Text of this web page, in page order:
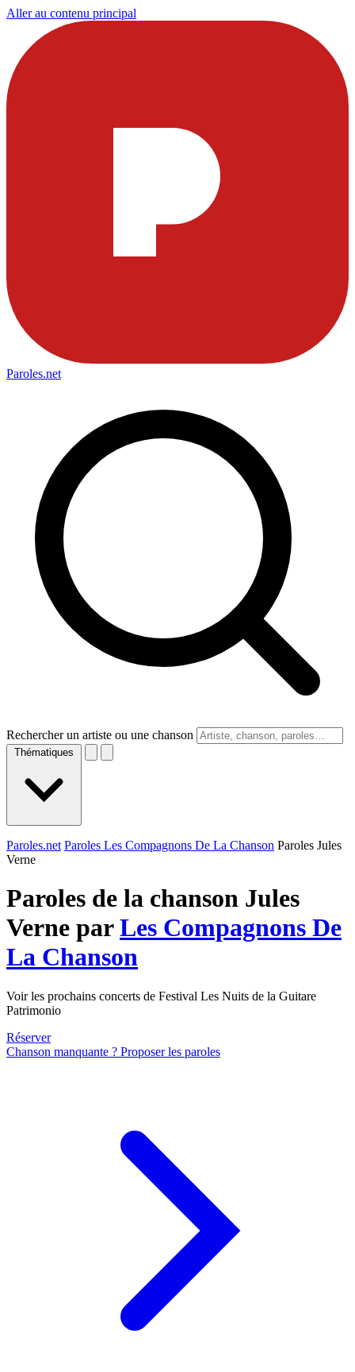
Aller au contenu principal
Paroles.net
Rechercher un artiste ou une chanson
Thématiques
Paroles.net Paroles Les Compagnons De La Chanson Paroles Jules
Verne
Paroles de la chanson Jules
Verne parLes Compagnons De
La Chanson
Voir les prochains concerts de Festival Les Nuits de la Guitare
Patrimonio
Réserver
Chanson manquante ? Proposer les paroles